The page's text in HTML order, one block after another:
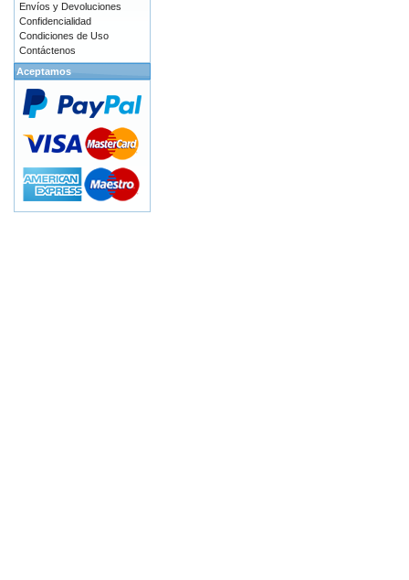
Envíos y Devoluciones
Confidencialidad
Condiciones de Uso
Contáctenos
Aceptamos